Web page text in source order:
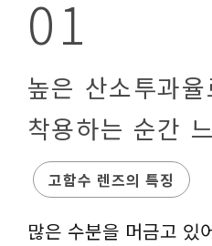
01
높은 산소투과율
착용하는 순간
고함수 렌즈의 특징
많은 수분을 머금고 있